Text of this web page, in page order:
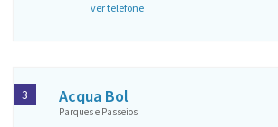
ver telefone
Acqua Bol
Parques e Passeios
3